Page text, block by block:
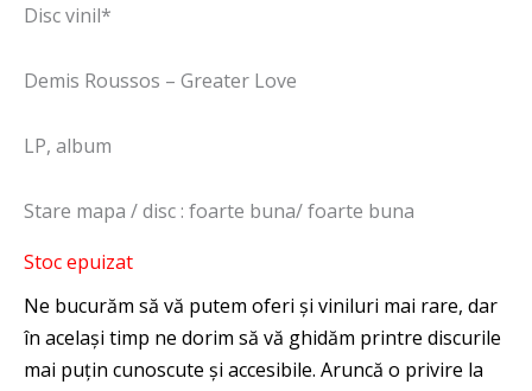
Disc vinil*
Demis Roussos – Greater Love
LP, album
Stare mapa / disc : foarte buna/ foarte buna
Stoc epuizat